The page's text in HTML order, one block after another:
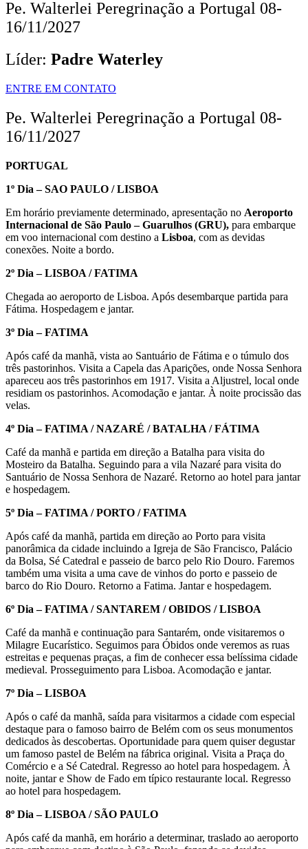
Pe. Walterlei Peregrinação a Portugal 08-
16/11/2027
Líder: Padre Waterley
ENTRE EM CONTATO
Pe. Walterlei Peregrinação a Portugal 08-
16/11/2027
PORTUGAL
1º Dia – SAO PAULO / LISBOA
Em horário previamente determinado, apresentação no Aeroporto
Internacional de São Paulo – Guarulhos (GRU), para embarque
em voo internacional com destino a Lisboa, com as devidas
conexões. Noite a bordo.
2º Dia – LISBOA / FATIMA
Chegada ao aeroporto de Lisboa. Após desembarque partida para
Fátima. Hospedagem e jantar.
3º Dia – FATIMA
Após café da manhã, vista ao Santuário de Fátima e o túmulo dos
três pastorinhos. Visita a Capela das Aparições, onde Nossa Senhora
apareceu aos três pastorinhos em 1917. Visita a Aljustrel, local onde
residiam os pastorinhos. Acomodação e jantar. À noite procissão das
velas.
4º Dia – FATIMA / NAZARÉ / BATALHA / FÁTIMA
Café da manhã e partida em direção a Batalha para visita do
Mosteiro da Batalha. Seguindo para a vila Nazaré para visita do
Santuário de Nossa Senhora de Nazaré. Retorno ao hotel para jantar
e hospedagem.
5º Dia – FATIMA / PORTO / FATIMA
Após café da manhã, partida em direção ao Porto para visita
panorâmica da cidade incluindo a Igreja de São Francisco, Palácio
da Bolsa, Sé Catedral e passeio de barco pelo Rio Douro. Faremos
também uma visita a uma cave de vinhos do porto e passeio de
barco do Rio Douro. Retorno a Fatima. Jantar e hospedagem.
6º Dia – FATIMA / SANTAREM / OBIDOS / LISBOA
Café da manhã e continuação para Santarém, onde visitaremos o
Milagre Eucarístico. Seguimos para Óbidos onde veremos as ruas
estreitas e pequenas praças, a fim de conhecer essa belíssima cidade
medieval. Prosseguimento para Lisboa. Acomodação e jantar.
7º Dia – LISBOA
Após o café da manhã, saída para visitarmos a cidade com especial
destaque para o famoso bairro de Belém com os seus monumentos
dedicados às descobertas. Oportunidade para quem quiser degustar
um famoso pastel de Belém na fábrica original. Visita a Praça do
Comércio e a Sé Catedral. Regresso ao hotel para hospedagem. À
noite, jantar e Show de Fado em típico restaurante local. Regresso
ao hotel para hospedagem.
8º Dia – LISBOA / SÃO PAULO
Após café da manhã, em horário a determinar, traslado ao aeroporto